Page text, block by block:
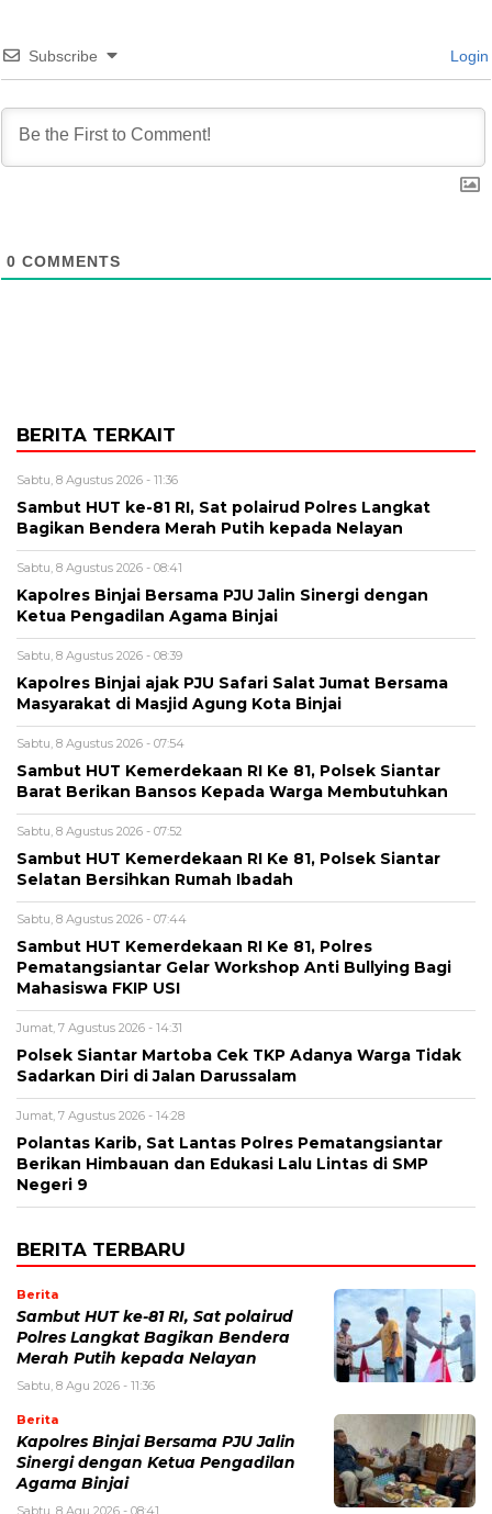
Subscribe Login
0 COMMENTS
BERITA TERKAIT
Sabtu, 8 Agustus 2026 - 11:36
Sambut HUT ke-81 RI, Sat polairud Polres Langkat
Bagikan Bendera Merah Putih kepada Nelayan
Sabtu, 8 Agustus 2026 - 08:41
Kapolres Binjai Bersama PJU Jalin Sinergi dengan
Ketua Pengadilan Agama Binjai
Sabtu, 8 Agustus 2026 - 08:39
Kapolres Binjai ajak PJU Safari Salat Jumat Bersama
Masyarakat di Masjid Agung Kota Binjai
Sabtu, 8 Agustus 2026 - 07:54
Sambut HUT Kemerdekaan RI Ke 81, Polsek Siantar
Barat Berikan Bansos Kepada Warga Membutuhkan
Sabtu, 8 Agustus 2026 - 07:52
Sambut HUT Kemerdekaan RI Ke 81, Polsek Siantar
Selatan Bersihkan Rumah Ibadah
Sabtu, 8 Agustus 2026 - 07:44
Sambut HUT Kemerdekaan RI Ke 81, Polres
Pematangsiantar Gelar Workshop Anti Bullying Bagi
Mahasiswa FKIP USI
Jumat, 7 Agustus 2026 - 14:31
Polsek Siantar Martoba Cek TKP Adanya Warga Tidak
Sadarkan Diri di Jalan Darussalam
Jumat, 7 Agustus 2026 - 14:28
Polantas Karib, Sat Lantas Polres Pematangsiantar
Berikan Himbauan dan Edukasi Lalu Lintas di SMP
Negeri 9
BERITA TERBARU
Berita
Sambut HUT ke-81 RI, Sat polairud
Polres Langkat Bagikan Bendera
Merah Putih kepada Nelayan
Sabtu, 8 Agu 2026 - 11:36
Berita
Kapolres Binjai Bersama PJU Jalin
Sinergi dengan Ketua Pengadilan
Agama Binjai